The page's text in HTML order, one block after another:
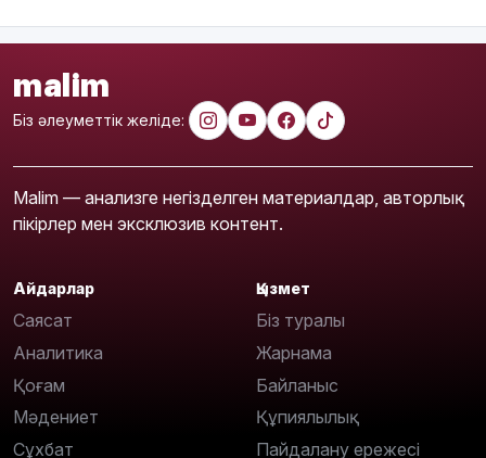
malim
Біз әлеуметтік желіде:
Malim — анализге негізделген материалдар, авторлық
пікірлер мен эксклюзив контент.
Айдарлар
Саясат
Аналитика
Қоғам
Мәдениет
Сұхбат
Қызмет
Біз туралы
Жарнама
Байланыс
Құпиялылық
Пайдалану ережесі